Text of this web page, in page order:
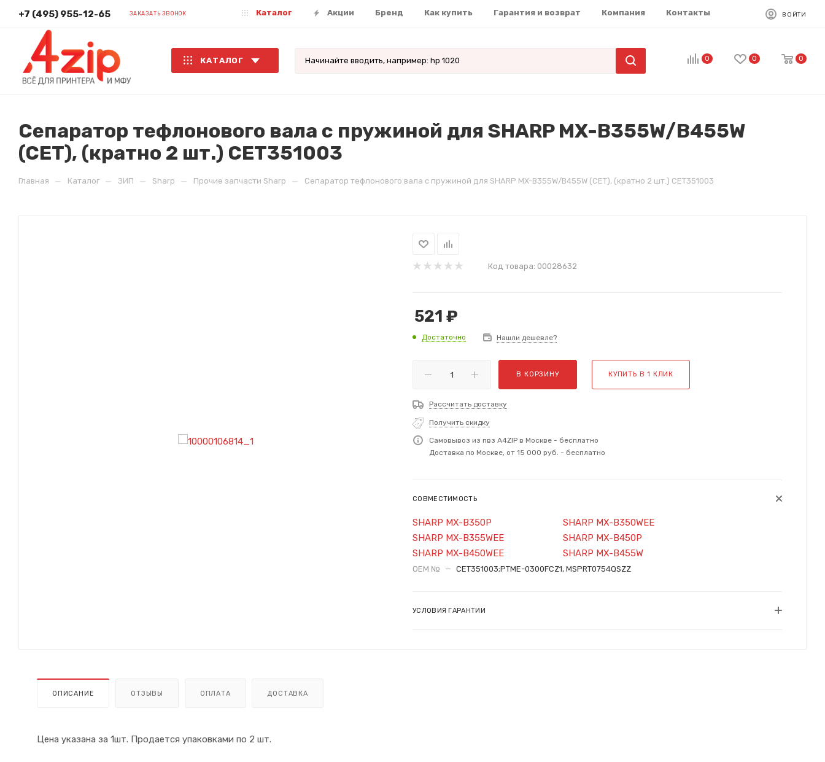
+7 (495) 955-12-65 ЗАКАЗАТЬ ЗВОНОК Каталог Акции Бренд Как купить Гарантия и возврат Компания Контакты ВОЙТИ
КАТАЛОГ 0 0 0
Сепаратор тефлонового вала с пружиной для SHARP MX-B355W/B455W
(CET), (кратно 2 шт.) CET351003
Главная — Каталог — ЗИП — Sharp — Прочие запчасти Sharp — Сепаратор тефлонового вала с пружиной для SHARP MX-B355W/B455W (CET), (кратно 2 шт.) CET351003
Код товара: 00028632
521 ₽
Достаточно Нашли дешевле?
В КОРЗИНУ КУПИТЬ В 1 КЛИК
Рассчитать доставку
Получить скидку
Самовывоз из пвз A4ZIP в Москве - бесплатно
Доставка по Москве, от 15 000 руб. - бесплатно
СОВМЕСТИМОСТЬ
SHARP MX-B350P
SHARP MX-B350WEE
SHARP MX-B355WEE
SHARP MX-B450P
SHARP MX-B450WEE
SHARP MX-B455W
OEM № — CET351003;PTME-0300FCZ1, MSPRT0754QSZZ
УСЛОВИЯ ГАРАНТИИ
ОПИСАНИЕ ОТЗЫВЫ ОПЛАТА ДОСТАВКА
Цена указана за 1шт. Продается упаковками по 2 шт.